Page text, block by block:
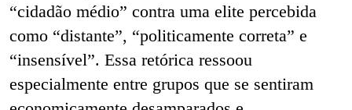
“cidadão médio” contra uma elite percebida
como “distante”, “politicamente correta” e
“insensível”. Essa retórica ressoou
especialmente entre grupos que se sentiram